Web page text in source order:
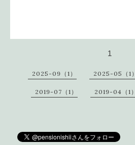
1
2025-09（1） 2025-05（1）
2019-07（1） 2019-04（1）